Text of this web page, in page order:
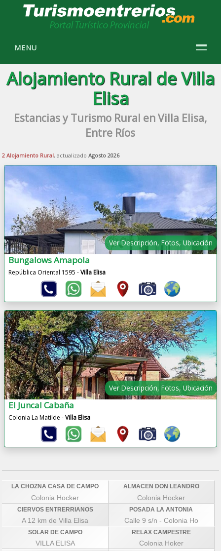
MENU
Alojamiento Rural de Villa
Elisa
Estancias y Turismo Rural en Villa Elisa,
Entre Ríos
2 Alojamiento Rural, actualizadoAgosto 2026
Ver Descripción, Fotos, Ubicación
Bungalows Amapola
República Oriental 1595 -Villa Elisa
Ver Descripción, Fotos, Ubicación
El Juncal Cabaña
Colonia La Matilde -Villa Elisa
LA CHOZNA CASA DE CAMPO
Colonia Hocker
ALMACEN DON LEANDRO
Colonia Hocker
CIERVOS ENTRERRIANOS
A 12 km de Villa Elisa
POSADA LA ANTONIA
Calle 9 s/n - Colonia Ho
SOLAR DE CAMPO
VILLA ELISA
RELAX CAMPESTRE
Colonia Hoker